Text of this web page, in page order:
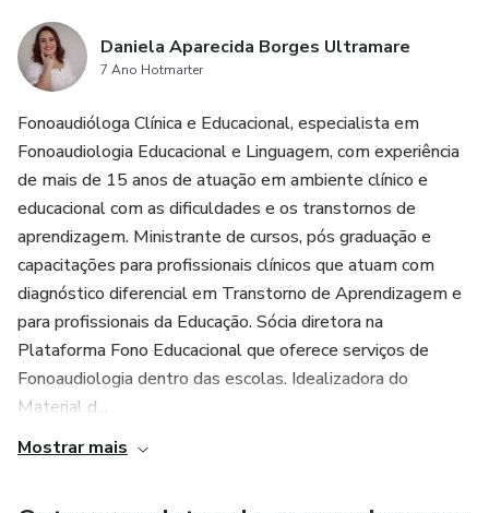
Daniela Aparecida Borges Ultramare
7 Ano Hotmarter
Fonoaudióloga Clínica e Educacional, especialista em
Fonoaudiologia Educacional e Linguagem, com experiência
de mais de 15 anos de atuação em ambiente clínico e
educacional com as dificuldades e os transtornos de
aprendizagem. Ministrante de cursos, pós graduação e
capacitações para profissionais clínicos que atuam com
diagnóstico diferencial em Transtorno de Aprendizagem e
para profissionais da Educação. Sócia diretora na
Plataforma Fono Educacional que oferece serviços de
Fonoaudiologia dentro das escolas. Idealizadora do
Material d...
Mostrar mais